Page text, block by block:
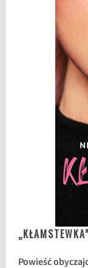
Powieść